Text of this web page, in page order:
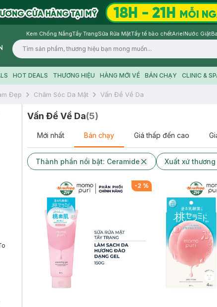
Kem Chống NắngTẩy TrangSữa Rửa MặtTẩy tế bào chếtArielNước Giặt
HOT DEALS THƯƠNG HIỆU HÀNG MỚI VỀ BÁN CHẠY CLINIC &
Đẹp Chăm Sóc Da Mặt Vấn Đề Về Da
Vấn Đề Về Da(5)
Mới nhất Bán chạy Giá thấp đến cao
Thành phần nổi bật: Ceramide Xuất xứ
-2 %